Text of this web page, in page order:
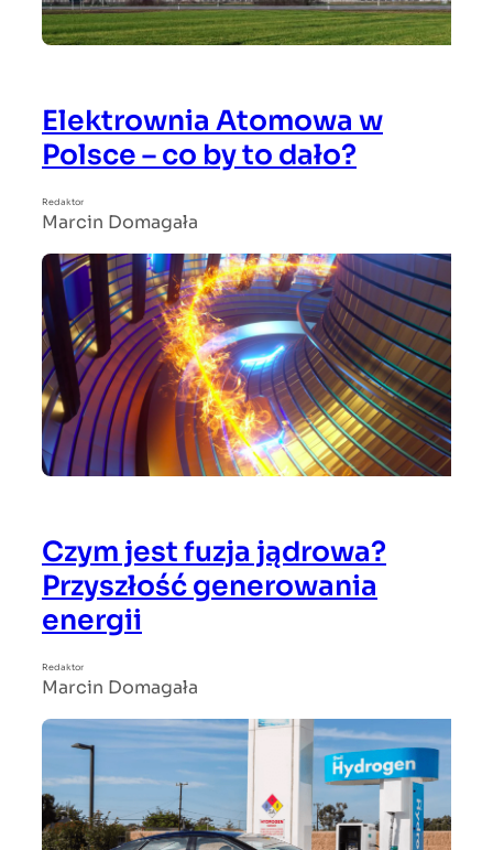
Elektrownia Atomowa w
Polsce – co by to dało?
Redaktor
Marcin Domagała
Czym jest fuzja jądrowa?
Przyszłość generowania
energii
Redaktor
Marcin Domagała